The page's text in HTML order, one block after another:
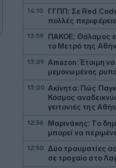
14:10
ΓΓΠΠ: Σε Red
πολλές
13:59
ΠΑΚΟΕ: Θάλαμος
το Μετρό της
13:29 Amazon: Έτοιμη να
μεμονωμένος
13:00 Ακίνητα: Πώς
Κόσμος
γειτονιές της
12:56
Μαρινάκης: Το
μπορεί να
12:50 Δύο τραυματίες
σε τροχαίο στο